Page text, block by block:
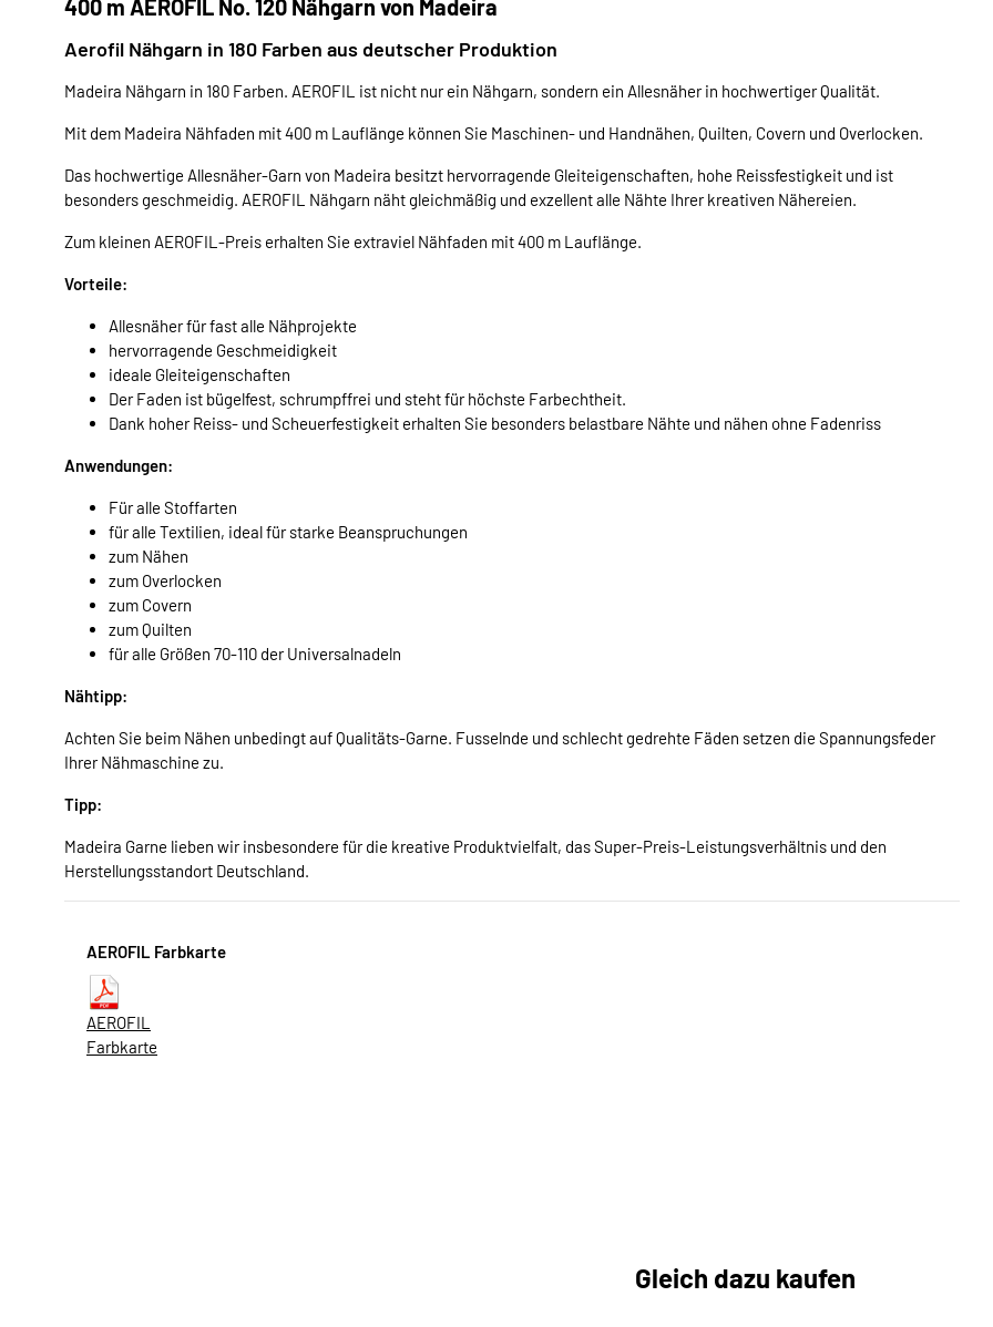
400 m AEROFIL No. 120 Nähgarn von Madeira
Aerofil Nähgarn in 180 Farben aus deutscher Produktion
Madeira Nähgarn in 180 Farben. AEROFIL ist nicht nur ein Nähgarn, sondern ein Allesnäher in hochwertiger Qualität.
Mit dem Madeira Nähfaden mit 400 m Lauflänge können Sie Maschinen- und Handnähen, Quilten, Covern und Overlocken.
Das hochwertige Allesnäher-Garn von Madeira besitzt hervorragende Gleiteigenschaften, hohe Reissfestigkeit und ist
besonders geschmeidig. AEROFIL Nähgarn näht gleichmäßig und exzellent alle Nähte Ihrer kreativen Nähereien.
Zum kleinen AEROFIL-Preis erhalten Sie extraviel Nähfaden mit 400 m Lauflänge.
Vorteile:
Allesnäher für fast alle Nähprojekte
hervorragende Geschmeidigkeit
ideale Gleiteigenschaften
Der Faden ist bügelfest, schrumpffrei und steht für höchste Farbechtheit.
Dank hoher Reiss- und Scheuerfestigkeit erhalten Sie besonders belastbare Nähte und nähen ohne Fadenriss
Anwendungen:
Für alle Stoffarten
für alle Textilien, ideal für starke Beanspruchungen
zum Nähen
zum Overlocken
zum Covern
zum Quilten
für alle Größen 70-110 der Universalnadeln
Nähtipp:
Achten Sie beim Nähen unbedingt auf Qualitäts-Garne. Fusselnde und schlecht gedrehte Fäden setzen die Spannungsfeder
Ihrer Nähmaschine zu.
Tipp:
Madeira Garne lieben wir insbesondere für die kreative Produktvielfalt, das Super-Preis-Leistungsverhältnis und den
Herstellungsstandort Deutschland.
AEROFIL Farbkarte
AEROFIL
Farbkarte
Gleich dazu kaufen